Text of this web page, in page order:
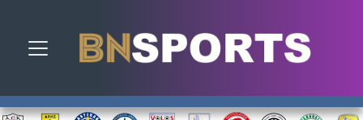
Toggle navigation